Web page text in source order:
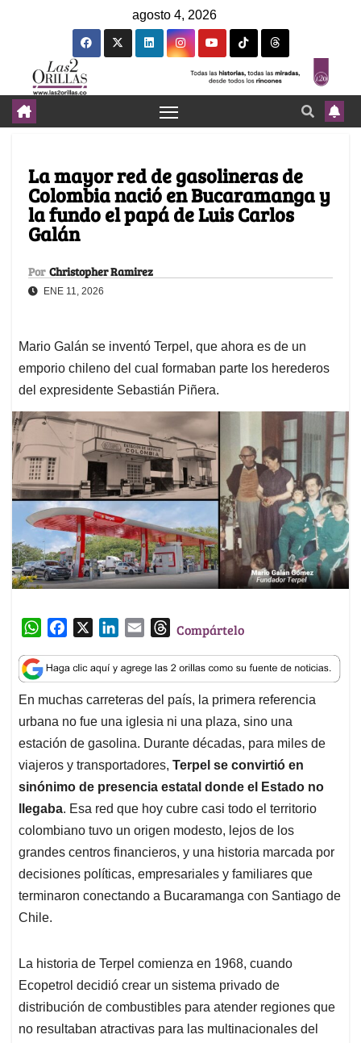
agosto 4, 2026
La mayor red de gasolineras de
Colombia nació en Bucaramanga y
la fundo el papá de Luis Carlos
Galán
Por Christopher Ramirez
ENE 11, 2026
Mario Galán se inventó Terpel, que ahora es de un
emporio chileno del cual formaban parte los herederos
del expresidente Sebastián Piñera.
W
a
t
s
A
p
p
c
e
b
o
o
k
n
k
e
d
I
n
a
i
l
T
r
e
a
d
s
Compártelo
En muchas carreteras del país, la primera referencia
urbana no fue una iglesia ni una plaza, sino una
estación de gasolina. Durante décadas, para miles de
viajeros y transportadores, Terpel se convirtió en
sinónimo de presencia estatal donde el Estado no
llegaba. Esa red que hoy cubre casi todo el territorio
colombiano tuvo un origen modesto, lejos de los
grandes centros financieros, y una historia marcada por
decisiones políticas, empresariales y familiares que
terminaron conectando a Bucaramanga con Santiago de
Chile.
La historia de Terpel comienza en 1968, cuando
Ecopetrol decidió crear un sistema privado de
distribución de combustibles para atender regiones que
no resultaban atractivas para las multinacionales del